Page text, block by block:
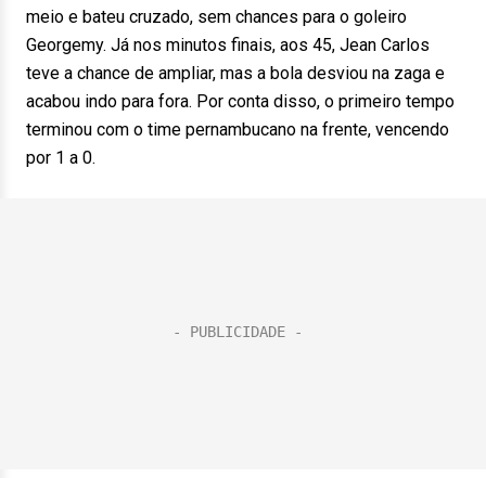
meio e bateu cruzado, sem chances para o goleiro
Georgemy. Já nos minutos finais, aos 45, Jean Carlos
teve a chance de ampliar, mas a bola desviou na zaga e
acabou indo para fora. Por conta disso, o primeiro tempo
terminou com o time pernambucano na frente, vencendo
por 1 a 0.